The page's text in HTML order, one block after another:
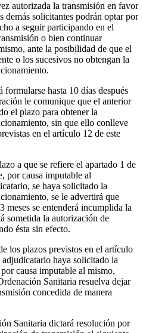
autorizada la transmisión en favor
demás solicitantes podrán optar por
a seguir participando en el
o bien continuar
ante la posibilidad de que el
o los sucesivos no obtengan la
formularse hasta 10 días después
le comunique que el anterior
el plazo para obtener la
sin que ello conlleve
en el artículo 12 de este
a que se refiere el apartado 1 de
por causa imputable al
se haya solicitado la
se le advertirá que
meses se entenderá incumplida la
sometida la autorización de
ésta sin efecto.
los plazos previstos en el artículo
haya solicitado la
causa imputable al mismo,
Sanitaria resuelva dejar
concedida de manera
Sanitaria dictará resolución por